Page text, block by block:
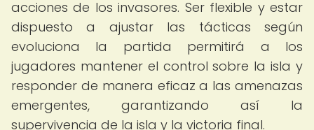
acciones de los invasores. Ser flexible y estar
dispuesto a ajustar las tácticas según
evoluciona la partida permitirá a los
jugadores mantener el control sobre la isla y
responder de manera eficaz a las amenazas
emergentes, garantizando así la
supervivencia de la isla y la victoria final.